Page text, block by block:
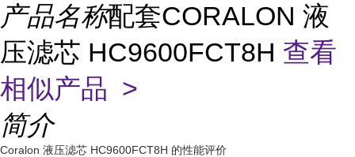
产品名称配套CORALON 液
压滤芯 HC9600FCT8H 查看
相似产品 >
简介
Coralon 液压滤芯 HC9600FCT8H 的性能评价